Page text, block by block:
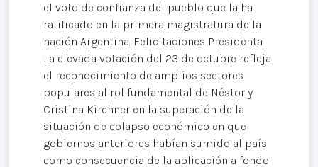
el voto de confianza del pueblo que la ha
ratificado en la primera magistratura de la
nación Argentina. Felicitaciones Presidenta.
La elevada votación del 23 de octubre refleja
el reconocimiento de amplios sectores
populares al rol fundamental de Néstor y
Cristina Kirchner en la superación de la
situación de colapso económico en que
gobiernos anteriores habían sumido al país
como consecuencia de la aplicación a fondo